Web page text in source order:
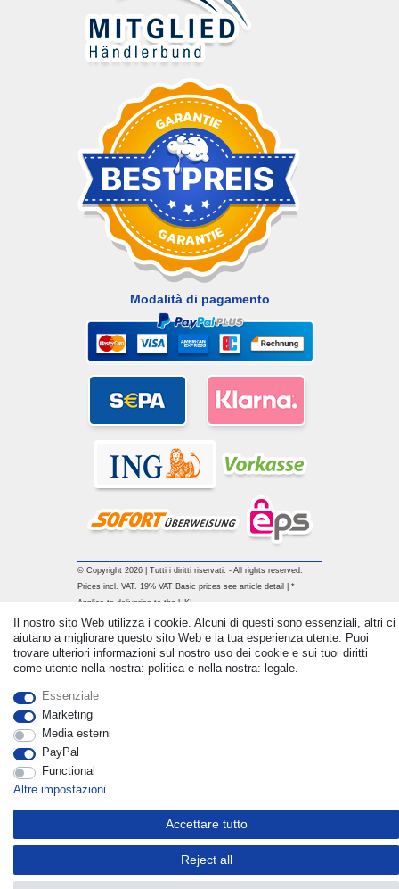
Modalità di pagamento
© Copyright 2026 | Tutti i diritti riservati. - All rights reserved.
Prices incl. VAT. 19% VAT Basic prices see article detail | *
Applies to deliveries to the UK!
Il nostro sito Web utilizza i cookie. Alcuni di questi sono essenziali, altri ci
aiutano a migliorare questo sito Web e la tua esperienza utente. Puoi
trovare ulteriori informazioni sul nostro uso dei cookie e sui tuoi diritti
come utente nella nostra: politica e nella nostra: legale.
Essenziale
Marketing
Media esterni
PayPal
Functional
Altre impostazioni
Accettare tutto
Reject all
Withdraw from contract here Contatto